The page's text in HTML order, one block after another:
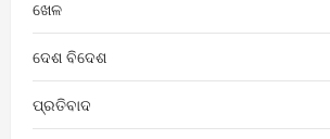
ଖେଳ
ଦେଶ ବିଦେଶ
ପ୍ରତିବାଦ